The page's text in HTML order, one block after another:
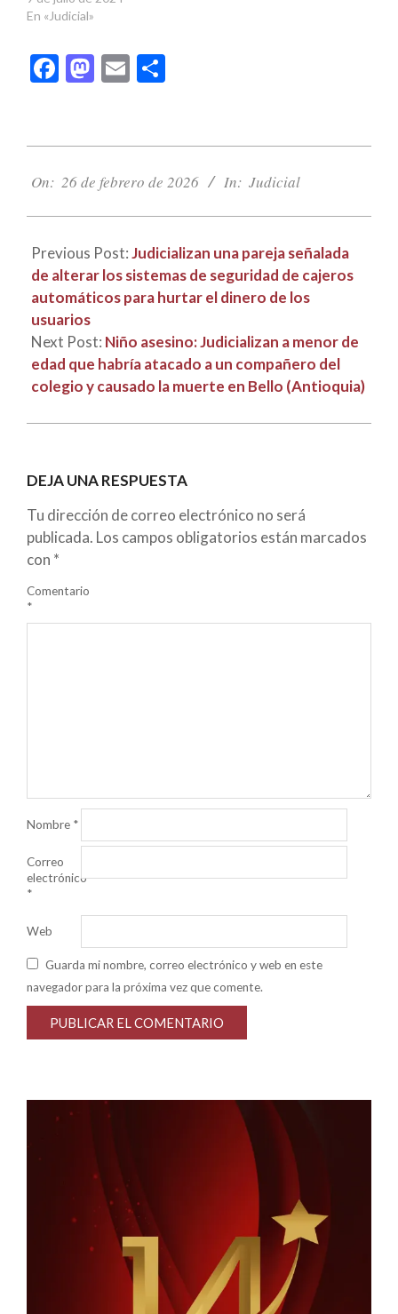
En «Judicial»
Facebook
Mastodon
Email
02-
On: 26 de febrero de 2026 In: Judicial
Previous Post:Judicializan una pareja señalada
de alterar los sistemas de seguridad de cajeros
automáticos para hurtar el dinero de los
usuarios
Next Post: Niño asesino: Judicializan a menor de
edad que habría atacado a un compañero del
colegio y causado la muerte en Bello (Antioquia)
DEJA UNA RESPUESTA
Tu dirección de correo electrónico no será
publicada. Los campos obligatorios están marcados
con *
Comentario
*
Nombre *
Correo
electrónico
*
Web
Guarda mi nombre, correo electrónico y web en este
navegador para la próxima vez que comente.